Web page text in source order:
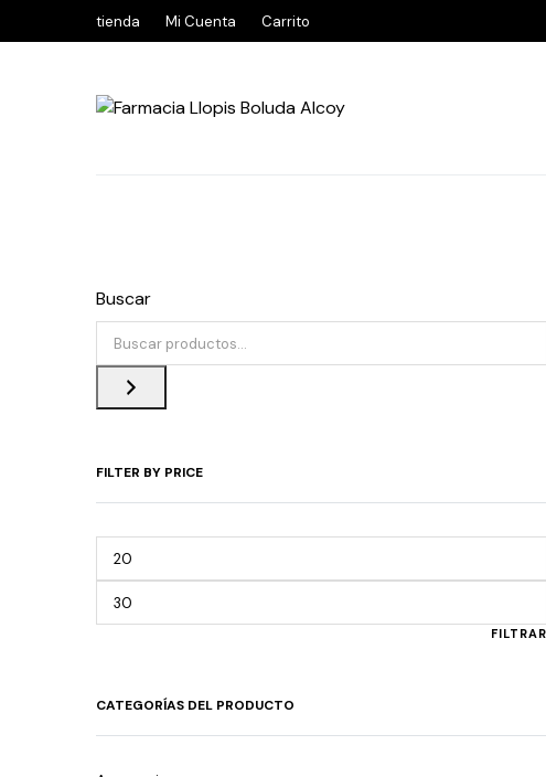
tienda Mi Cuenta Carrito
Buscar
FILTER BY PRICE
FILTRAR
CATEGORÍAS DEL PRODUCTO